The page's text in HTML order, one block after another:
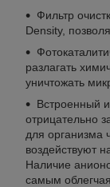
Фильтр
Density,
разлагать
уничтожать
Встроенный
отрицательно
для организма
воздействуют
Наличие
самым